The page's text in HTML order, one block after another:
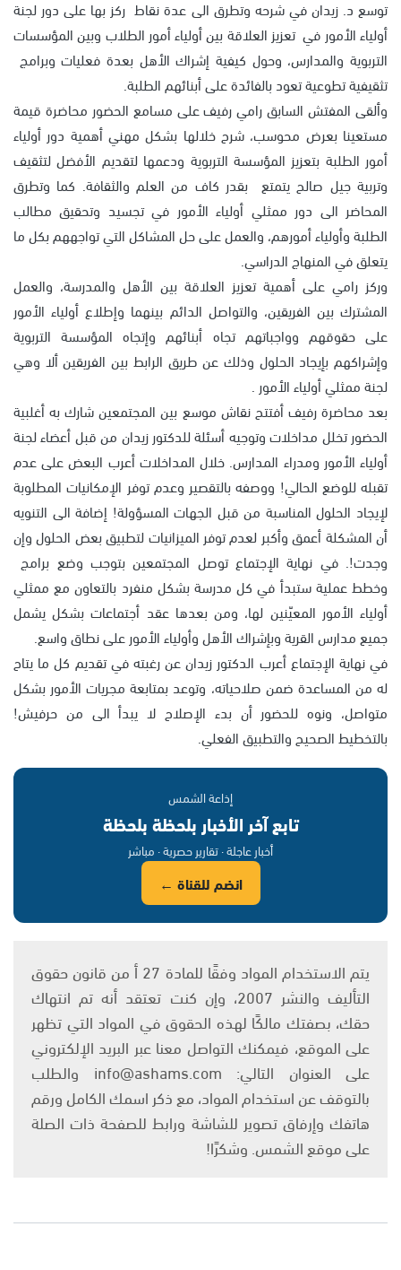
توسع د. زيدان في شرحه وتطرق الى عدة نقاط ركز بها على دور لجنة
أولياء الأمور في تعزيز العلاقة بين أولياء أمور الطلاب وبين المؤسسات
التربوية والمدارس، وحول كيفية إشراك الأهل بعدة فعليات وبرامج
تثقيفية تطوعية تعود بالفائدة على أبنائهم الطلبة.
وألقى المفتش السابق رامي رفيف على مسامع الحضور محاضرة قيمة
مستعينا بعرض محوسب، شرح خلالها بشكل مهني أهمية دور أولياء
أمور الطلبة بتعزيز المؤسسة التربوية ودعمها لتقديم الأفضل لتثقيف
وتربية جيل صالح يتمتع بقدر كاف من العلم والثقافة. كما وتطرق
المحاضر الى دور ممثلي أولياء الأمور في تجسيد وتحقيق مطالب
الطلبة وأولياء أمورهم، والعمل على حل المشاكل التي تواجههم بكل ما
يتعلق في المنهاج الدراسي.
وركز رامي على أهمية تعزيز العلاقة بين الأهل والمدرسة، والعمل
المشترك بين الفريقين، والتواصل الدائم بينهما وإطلاع أولياء الأمور
على حقوقهم وواجباتهم تجاه أبنائهم وإتجاه المؤسسة التربوية
وإشراكهم بإيجاد الحلول وذلك عن طريق الرابط بين الفريقين ألا وهي
لجنة ممثلي أولياء الأمور .
بعد محاضرة رفيف أفتتح نقاش موسع بين المجتمعين شارك به أغلبية
الحضور تخلل مداخلات وتوجيه أسئلة للدكتور زيدان من قبل أعضاء لجنة
أولياء الأمور ومدراء المدارس. خلال المداخلات أعرب البعض على عدم
تقبله للوضع الحالي! ووصفه بالتقصير وعدم توفر الإمكانيات المطلوبة
لإيجاد الحلول المناسبة من قبل الجهات المسؤولة! إضافة الى التنويه
أن المشكلة أعمق وأكبر لعدم توفر الميزانيات لتطبيق بعض الحلول وإن
وجدت!. في نهاية الإجتماع توصل المجتمعين بتوجب وضع برامج
وخطط عملية ستبدأ في كل مدرسة بشكل منفرد بالتعاون مع ممثلي
أولياء الأمور المعيّنين لها، ومن بعدها عقد أجتماعات بشكل يشمل
جميع مدارس القرية وبإشراك الأهل وأولياء الأمور على نطاق واسع.
في نهاية الإجتماع أعرب الدكتور زيدان عن رغبته في تقديم كل ما يتاح
له من المساعدة ضمن صلاحياته، وتوعد بمتابعة مجريات الأمور بشكل
متواصل، ونوه للحضور أن بدء الإصلاح لا يبدأ الى من حرفيش!
بالتخطيط الصحيح والتطبيق الفعلي.
إذاعة الشمس
تابع آخر الأخبار بلحظة بلحظة
أخبار عاجلة · تقارير حصرية · مباشر
انضم للقناة ←
يتم الاستخدام المواد وفقًا للمادة 27 أ من قانون حقوق
التأليف والنشر 2007، وإن كنت تعتقد أنه تم انتهاك
حقك، بصفتك مالكًا لهذه الحقوق في المواد التي تظهر
على الموقع، فيمكنك التواصل معنا عبر البريد الإلكتروني
على العنوان التالي: info@ashams.com والطلب
بالتوقف عن استخدام المواد، مع ذكر اسمك الكامل ورقم
هاتفك وإرفاق تصوير للشاشة ورابط للصفحة ذات الصلة
على موقع الشمس. وشكرًا!